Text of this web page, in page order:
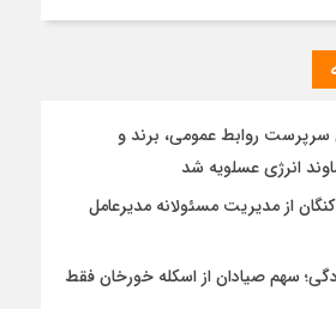
سرپرست روابط عمومی، برند و
انرژی عسلویه شد
از مدیریت مسئولانه مدیرعامل
سهم صیادان از اسکله خورخان فقط